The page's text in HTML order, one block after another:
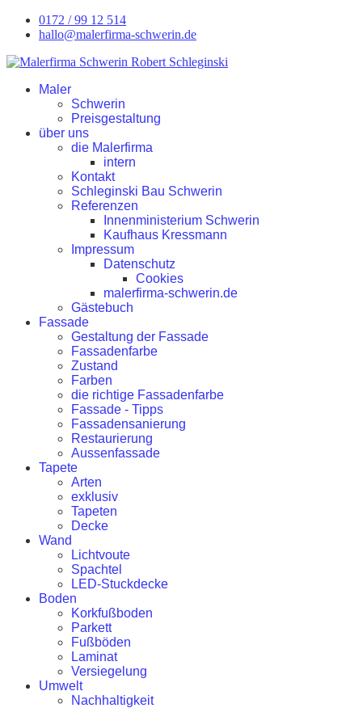
0172 / 99 12 514
hallo@malerfirma-schwerin.de
Maler
Schwerin
Preisgestaltung
über uns
die Malerfirma
intern
Kontakt
Schleginski Bau Schwerin
Referenzen
Innenministerium Schwerin
Kaufhaus Kressmann
Impressum
Datenschutz
Cookies
malerfirma-schwerin.de
Gästebuch
Fassade
Gestaltung der Fassade
Fassadenfarbe
Zustand
Farben
die richtige Fassadenfarbe
Fassade - Tipps
Fassadensanierung
Restaurierung
Aussenfassade
Tapete
Arten
exklusiv
Tapeten
Decke
Wand
Lichtvoute
Spachtel
LED-Stuckdecke
Boden
Korkfußboden
Parkett
Fußböden
Laminat
Versiegelung
Umwelt
Nachhaltigkeit